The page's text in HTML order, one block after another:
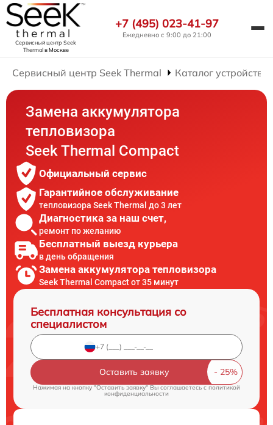
Сервисный центр Seek
Thermalв Москве
+7 (495) 023-41-97
Ежедневно с 9:00 до 21:00
Сервисный центр Seek Thermal Каталог устройств
Замена аккумулятора
тепловизора
Seek Thermal Compact
Официальный сервис
Гарантийное обслуживание
тепловизора Seek Thermal до 3 лет
Диагностика за наш счет,
ремонт по желанию
Бесплатный выезд курьера
в день обращения
Замена аккумулятора тепловизора
Seek Thermal Compact от 35 минут
Бесплатная консультация со
специалистом
Оставить заявку
Нажимая на кнопку "Оставить заявку" Вы соглашаетесь cполитикой
конфиденциальности